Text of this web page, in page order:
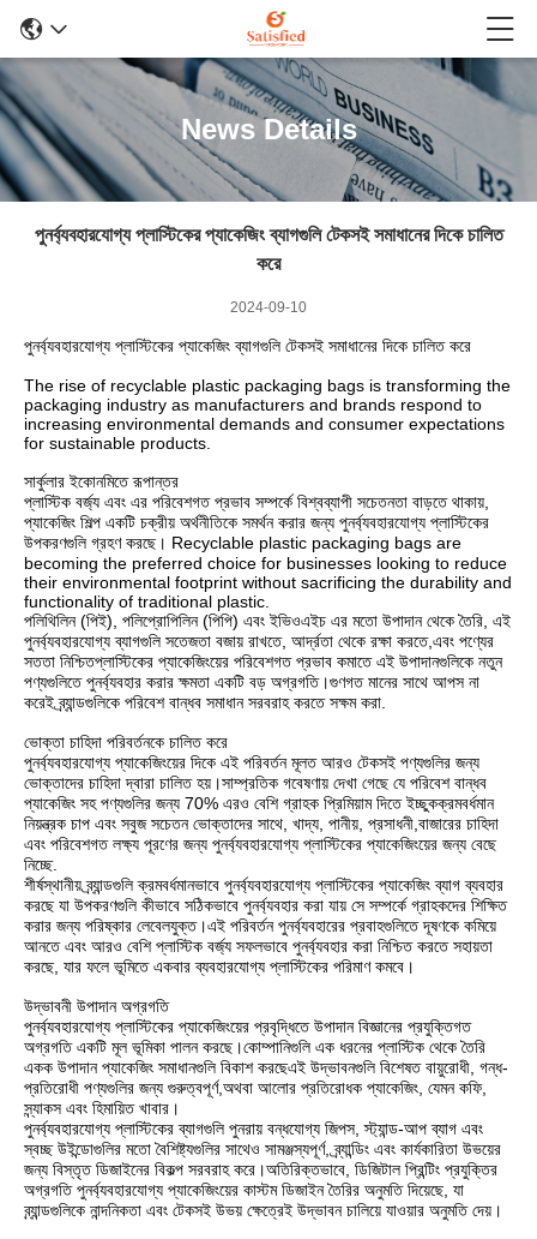
News Details
পুনর্ব্যবহারযোগ্য প্লাস্টিকের প্যাকেজিং ব্যাগগুলি টেকসই সমাধানের দিকে চালিত
করে
2024-09-10
পুনর্ব্যবহারযোগ্য প্লাস্টিকের প্যাকেজিং ব্যাগগুলি টেকসই সমাধানের দিকে চালিত করে
The rise of recyclable plastic packaging bags is transforming the
packaging industry as manufacturers and brands respond to
increasing environmental demands and consumer expectations
for sustainable products.
সার্কুলার ইকোনমিতে রূপান্তর
প্লাস্টিক বর্জ্য এবং এর পরিবেশগত প্রভাব সম্পর্কে বিশ্বব্যাপী সচেতনতা বাড়তে থাকায়,
প্যাকেজিং শিল্প একটি চক্রীয় অর্থনীতিকে সমর্থন করার জন্য পুনর্ব্যবহারযোগ্য প্লাস্টিকের
উপকরণগুলি গ্রহণ করছে। Recyclable plastic packaging bags are
becoming the preferred choice for businesses looking to reduce
their environmental footprint without sacrificing the durability and
functionality of traditional plastic.
পলিথিলিন (পিই), পলিপ্রোপিলিন (পিপি) এবং ইভিওএইচ এর মতো উপাদান থেকে তৈরি, এই
পুনর্ব্যবহারযোগ্য ব্যাগগুলি সতেজতা বজায় রাখতে, আর্দ্রতা থেকে রক্ষা করতে,এবং পণ্যের
সততা নিশ্চিতপ্লাস্টিকের প্যাকেজিংয়ের পরিবেশগত প্রভাব কমাতে এই উপাদানগুলিকে নতুন
পণ্যগুলিতে পুনর্ব্যবহার করার ক্ষমতা একটি বড় অগ্রগতি।গুণগত মানের সাথে আপস না
করেই ব্র্যান্ডগুলিকে পরিবেশ বান্ধব সমাধান সরবরাহ করতে সক্ষম করা.
ভোক্তা চাহিদা পরিবর্তনকে চালিত করে
পুনর্ব্যবহারযোগ্য প্যাকেজিংয়ের দিকে এই পরিবর্তন মূলত আরও টেকসই পণ্যগুলির জন্য
ভোক্তাদের চাহিদা দ্বারা চালিত হয়।সাম্প্রতিক গবেষণায় দেখা গেছে যে পরিবেশ বান্ধব
প্যাকেজিং সহ পণ্যগুলির জন্য 70% এরও বেশি গ্রাহক প্রিমিয়াম দিতে ইচ্ছুকক্রমবর্ধমান
নিয়ন্ত্রক চাপ এবং সবুজ সচেতন ভোক্তাদের সাথে, খাদ্য, পানীয়, প্রসাধনী,বাজারের চাহিদা
এবং পরিবেশগত লক্ষ্য পূরণের জন্য পুনর্ব্যবহারযোগ্য প্লাস্টিকের প্যাকেজিংয়ের জন্য বেছে
নিচ্ছে.
শীর্ষস্থানীয় ব্র্যান্ডগুলি ক্রমবর্ধমানভাবে পুনর্ব্যবহারযোগ্য প্লাস্টিকের প্যাকেজিং ব্যাগ ব্যবহার
করছে যা উপকরণগুলি কীভাবে সঠিকভাবে পুনর্ব্যবহার করা যায় সে সম্পর্কে গ্রাহকদের শিক্ষিত
করার জন্য পরিষ্কার লেবেলযুক্ত।এই পরিবর্তন পুনর্ব্যবহারের প্রবাহগুলিতে দূষণকে কমিয়ে
আনতে এবং আরও বেশি প্লাস্টিক বর্জ্য সফলভাবে পুনর্ব্যবহার করা নিশ্চিত করতে সহায়তা
করছে, যার ফলে ভূমিতে একবার ব্যবহারযোগ্য প্লাস্টিকের পরিমাণ কমবে।
উদ্ভাবনী উপাদান অগ্রগতি
পুনর্ব্যবহারযোগ্য প্লাস্টিকের প্যাকেজিংয়ের প্রবৃদ্ধিতে উপাদান বিজ্ঞানের প্রযুক্তিগত
অগ্রগতি একটি মূল ভূমিকা পালন করছে।কোম্পানিগুলি এক ধরনের প্লাস্টিক থেকে তৈরি
একক উপাদান প্যাকেজিং সমাধানগুলি বিকাশ করছেএই উদ্ভাবনগুলি বিশেষত বায়ুরোধী, গন্ধ-
প্রতিরোধী পণ্যগুলির জন্য গুরুত্বপূর্ণ,অথবা আলোর প্রতিরোধক প্যাকেজিং, যেমন কফি,
স্ন্যাকস এবং হিমায়িত খাবার।
পুনর্ব্যবহারযোগ্য প্লাস্টিকের ব্যাগগুলি পুনরায় বন্ধযোগ্য জিপস, স্ট্যান্ড-আপ ব্যাগ এবং
স্বচ্ছ উইন্ডোগুলির মতো বৈশিষ্ট্যগুলির সাথেও সামঞ্জস্যপূর্ণ, ব্র্যান্ডিং এবং কার্যকারিতা উভয়ের
জন্য বিস্তৃত ডিজাইনের বিকল্প সরবরাহ করে।অতিরিক্তভাবে, ডিজিটাল প্রিন্টিং প্রযুক্তির
অগ্রগতি পুনর্ব্যবহারযোগ্য প্যাকেজিংয়ের কাস্টম ডিজাইন তৈরির অনুমতি দিয়েছে, যা
ব্র্যান্ডগুলিকে নান্দনিকতা এবং টেকসই উভয় ক্ষেত্রেই উদ্ভাবন চালিয়ে যাওয়ার অনুমতি দেয়।